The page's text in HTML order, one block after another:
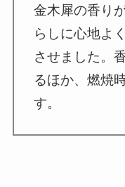
金木犀の香り
らしに心地よ
させました。
るほか、燃焼
す。